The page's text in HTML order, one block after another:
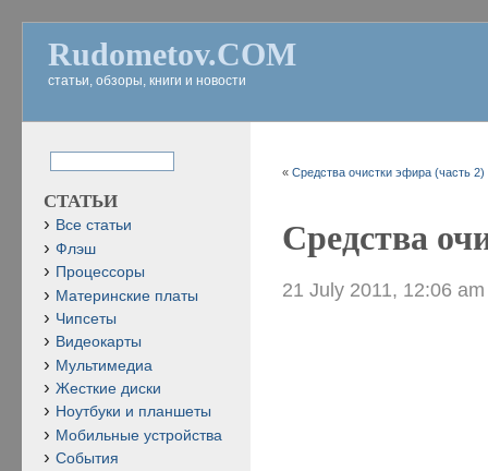
Rudometov.COM
статьи, обзоры, книги и новости
«Средства очистки эфира (часть 2)
Средства
21 July 2011, 12:06 am
СТАТЬИ
Все статьи
Флэш
Процессоры
Материнские платы
Чипсеты
Видеокарты
Мультимедиа
Жесткие диски
Ноутбуки и планшеты
Мобильные устройства
События